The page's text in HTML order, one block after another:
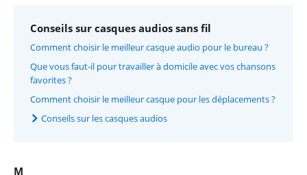
Conseils sur casques audios sans fil
Comment choisir le meilleur casque audio pour le bureau ?
Que vous faut-il pour travailler à domicile avec vos chansons
favorites ?
Comment choisir le meilleur casque pour les déplacements ?
Conseils sur les casques audios
M